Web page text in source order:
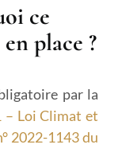
ce
place ?
par la
– Loi Climat et
2022-1143 du